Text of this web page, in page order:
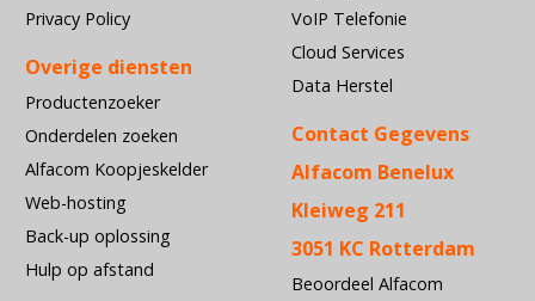
Privacy Policy
VoIP Telefonie
Cloud Services
Data Herstel
Overige diensten
Productenzoeker
Onderdelen zoeken
Alfacom Koopjeskelder
Web-hosting
Back-up oplossing
Hulp op afstand
Contact Gegevens
Alfacom Benelux
Kleiweg 211
3051 KC Rotterdam
Beoordeel Alfacom